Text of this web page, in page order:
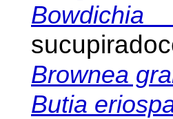
Brownea
Butia